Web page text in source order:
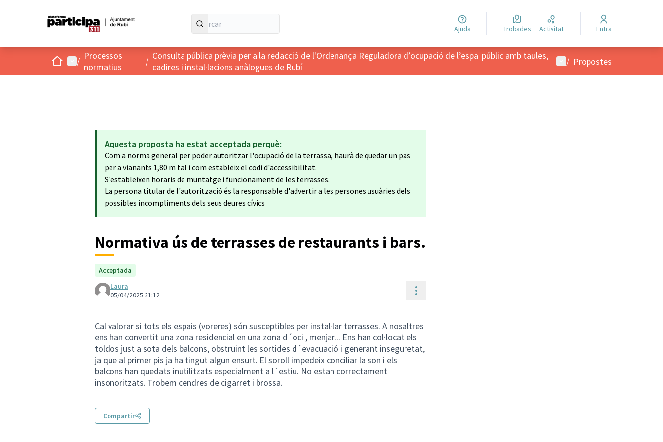
Ajuda Trobades Activitat Entra
Inici Menú principal
/ Processos
normatius
/ Consulta pública prèvia per a la redacció de l'Ordenança Reguladora d’ocupació de l’espai públic amb taules,
cadires i instal·lacions anàlogues de Rubí
Menú d'usuari
/ Propostes
Aquesta proposta ha estat acceptada perquè:
Com a norma general per poder autoritzar l'ocupació de la terrassa, haurà de quedar un pas
per a vianants 1,80 m tal i com estableix el codi d'accessibilitat.
S'estableixen horaris de muntatge i funcionament de les terrasses.
La persona titular de l'autorització és la responsable d'advertir a les persones usuàries dels
possibles incompliments dels seus deures cívics
Normativa ús de terrasses de restaurants i bars.
Acceptada
Laura
05/04/2025 21:12
Controls de recursos
Cal valorar si tots els espais (voreres) són susceptibles per instal·lar terrasses. A nosaltres
ens han convertit una zona residencial en una zona d´oci , menjar... Ens han col·locat els
toldos just a sota dels balcons, obstruint les sortides d´evacuació i generant inseguretat,
ja que al primer pis ja ha tingut algun ensurt. El soroll impedeix conciliar la son i els
balcons han quedats inutilitzats especialment a l´estiu. No estan correctament
insonoritzats. Trobem cendres de cigarret i brossa.
Compartir